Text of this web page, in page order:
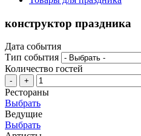
конструктор праздника
Дата события
Тип события
Количество гостей
- +
Рестораны
Выбрать
Ведущие
Выбрать